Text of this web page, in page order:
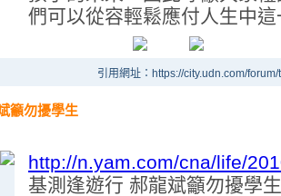
們可以從容輕鬆應付人生中
引用網址：https://city.udn.com/
籲勿擾學生
http://n.yam.com/cna/life/
基測逢遊行 郝龍斌籲勿擾學生